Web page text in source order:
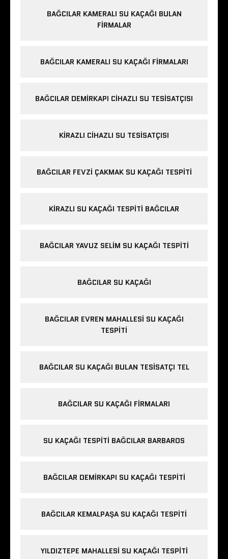
BAĞCILAR KAMERALI SU KAÇAĞI BULAN
FIRMALAR
BAĞCILAR KAMERALI SU KAÇAĞI FIRMALARI
BAĞCILAR DEMIRKAPI CIHAZLI SU TESISATÇISI
KIRAZLI CIHAZLI SU TESISATÇISI
BAĞCILAR FEVZI ÇAKMAK SU KAÇAĞI TESPITI
KIRAZLI SU KAÇAĞI TESPITI BAĞCILAR
BAĞCILAR YAVUZ SELIM SU KAÇAĞI TESPITI
BAĞCILAR SU KAÇAĞI
BAĞCILAR EVREN MAHALLESI SU KAÇAĞI
TESPITI
BAĞCILAR SU KAÇAĞI BULAN TESISATÇI TEL
BAĞCILAR SU KAÇAĞI FIRMALARI
SU KAÇAĞI TESPITI BAĞCILAR BARBAROS
BAĞCILAR DEMIRKAPI SU KAÇAĞI TESPITI
BAĞCILAR KEMALPAŞA SU KAÇAĞI TESPITI
YILDIZTEPE MAHALLESI SU KAÇAĞI TESPITI